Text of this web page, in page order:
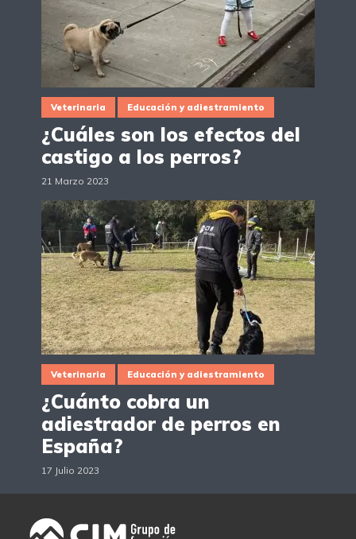
Veterinaria Educación y adiestramiento
¿Cuáles son los efectos del
castigo a los perros?
21 Marzo 2023
Veterinaria Educación y adiestramiento
¿Cuánto cobra un
adiestrador de perros en
España?
17 Julio 2023